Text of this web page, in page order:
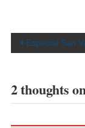
Especial San
2 thoughts